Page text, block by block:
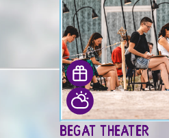
BEGAT THEATER